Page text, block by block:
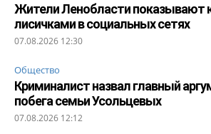
Жители Ленобласти показывают
лисичками в социальных сетях
07.08.2026 12:30
Общество
Криминалист назвал главный
побега семьи Усольцевых
07.08.2026 12:12